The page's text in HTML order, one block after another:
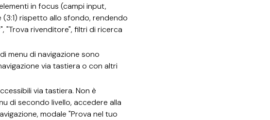
in focus (campi input,
rispetto allo sfondo, rendendo
"Trova rivenditore", filtri di ricerca
menu di navigazione sono
via tastiera o con altri
via tastiera. Non è
di secondo livello, accedere alla
modale "Prova nel tuo